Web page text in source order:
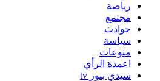
رياضة
مجتمع
حوادث
سياسة
منوعات
اعمدة الرأي
سيدي بنور tv